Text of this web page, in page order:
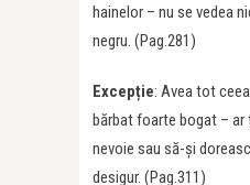
hainelor – nu se vedea
negru. (Pag.281)
Excepție: Avea tot
bărbat foarte bogat – ar
nevoie sau să-și
desigur. (Pag.311)